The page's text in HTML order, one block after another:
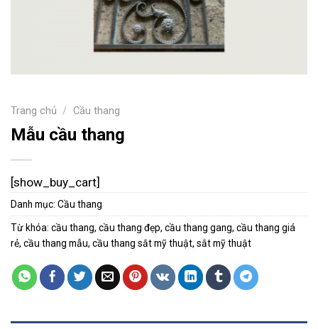
Trang chủ / Cầu thang
Mẫu cầu thang
[show_buy_cart]
Danh mục: Cầu thang
Từ khóa: cầu thang, cầu thang đẹp, cầu thang gang, cầu thang giá
rẻ, cầu thang mẫu, cầu thang sắt mỹ thuật, sắt mỹ thuật